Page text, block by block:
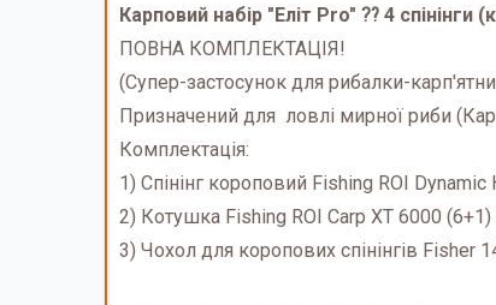
Карповий набір "Еліт Pro" ⁇ 4 спінінги
ПОВНА КОМПЛЕКТАЦІЯ!
(Супер-застосунок для рибалки-
Призначений для ловлі мирної риби
Комплектація:
1) Спінінг короповий Fishing ROI
2) Котушка Fishing ROI Carp XT 6000
3) Чохол для коропових спінінгів Fisher